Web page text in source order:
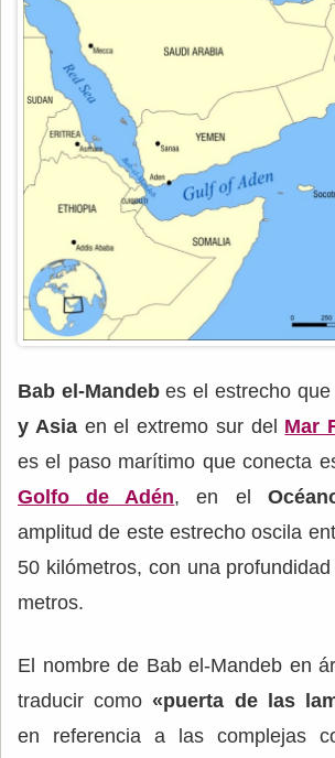
Bab el-Mandebes el estrecho que
y Asiaen el extremo sur del Mar
es el paso marítimo que conecta
Golfo de Adén, en el
amplitud de este estrecho oscila
50 kilómetros, con una
metros.
El nombre de Bab el-Mandeb en
traducir como«puerta de las
en referencia a las complejas